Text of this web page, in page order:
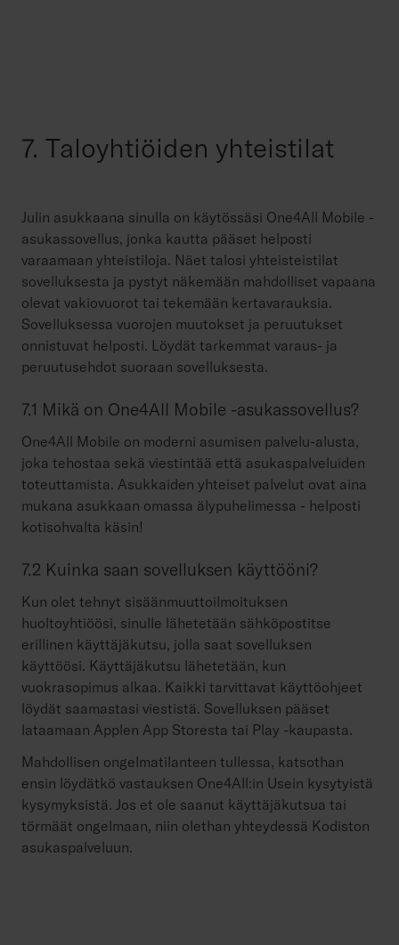
7. Taloyhtiöiden yhteistilat
Julin asukkaana sinulla on käytössäsi One4All Mobile -
asukassovellus, jonka kautta pääset helposti
varaamaan yhteistiloja. Näet talosi yhteisteistilat
sovelluksesta ja pystyt näkemään mahdolliset vapaana
olevat vakiovuorot tai tekemään kertavarauksia.
Sovelluksessa vuorojen muutokset ja peruutukset
onnistuvat helposti. Löydät tarkemmat varaus- ja
7.1 Mikä on One4All Mobile -asukassovellus?
One4All Mobile on moderni asumisen palvelu-alusta,
joka tehostaa sekä viestintää että asukaspalveluiden
toteuttamista. Asukkaiden yhteiset palvelut ovat aina
mukana asukkaan omassa älypuhelimessa - helposti
kotisohvalta käsin!
7.2 Kuinka saan sovelluksen käyttööni?
Kun olet tehnyt sisäänmuuttoilmoituksen
huoltoyhtiöösi, sinulle lähetetään sähköpostitse
erillinen käyttäjäkutsu, jolla saat sovelluksen
käyttöösi. Käyttäjäkutsu lähetetään, kun
vuokrasopimus alkaa. Kaikki tarvittavat käyttöohjeet
löydät saamastasi viestistä. Sovelluksen pääset
lataamaan Applen App Storesta tai Play -kaupasta.
Mahdollisen ongelmatilanteen tullessa, katsothan
ensin löydätkö vastauksen One4All:in Usein kysytyistä
kysymyksistä. Jos et ole saanut käyttäjäkutsua tai
törmäät ongelmaan, niin olethan yhteydessä Kodiston
asukaspalveluun.